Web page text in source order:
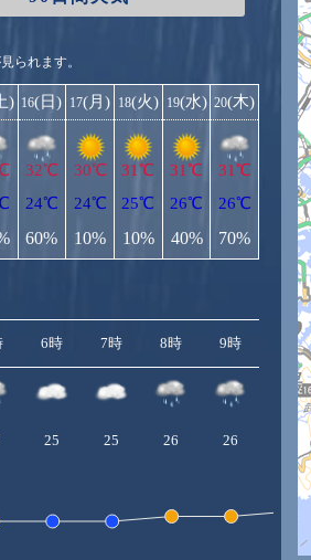
られます。
) 16(日)
32℃
24℃
60%
17(月)
30℃
24℃
10%
18(火)
31℃
25℃
10%
19(水)
31℃
26℃
40%
20(木)
31℃
26℃
70%
6時 7時 8時 9時 10時
25 25 26 26